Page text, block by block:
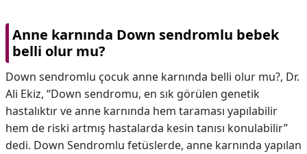
Anne karnında Down sendromlu bebek
belli olur mu?
Down sendromlu çocuk anne karnında belli olur mu?, Dr.
Ali Ekiz, “Down sendromu, en sık görülen genetik
hastalıktır ve anne karnında hem taraması yapılabilir
hem de riski artmış hastalarda kesin tanısı konulabilir”
dedi. Down Sendromlu fetüslerde, anne karnında yapılan